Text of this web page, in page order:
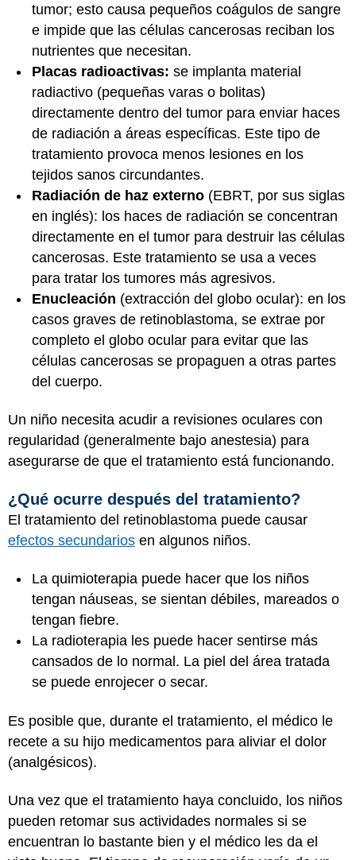
tumor; esto causa pequeños coágulos de sangre
e impide que las células cancerosas reciban los
nutrientes que necesitan.
Placas radioactivas: se implanta material
radiactivo (pequeñas varas o bolitas)
directamente dentro del tumor para enviar haces
de radiación a áreas específicas. Este tipo de
tratamiento provoca menos lesiones en los
tejidos sanos circundantes.
Radiación de haz externo (EBRT, por sus siglas
en inglés): los haces de radiación se concentran
directamente en el tumor para destruir las células
cancerosas. Este tratamiento se usa a veces
para tratar los tumores más agresivos.
Enucleación (extracción del globo ocular): en los
casos graves de retinoblastoma, se extrae por
completo el globo ocular para evitar que las
células cancerosas se propaguen a otras partes
del cuerpo.
Un niño necesita acudir a revisiones oculares con
regularidad (generalmente bajo anestesia) para
asegurarse de que el tratamiento está funcionando.
¿Qué ocurre después del tratamiento?
El tratamiento del retinoblastoma puede causar
efectos secundarios en algunos niños.
La quimioterapia puede hacer que los niños
tengan náuseas, se sientan débiles, mareados o
tengan fiebre.
La radioterapia les puede hacer sentirse más
cansados de lo normal. La piel del área tratada
se puede enrojecer o secar.
Es posible que, durante el tratamiento, el médico le
recete a su hijo medicamentos para aliviar el dolor
(analgésicos).
Una vez que el tratamiento haya concluido, los niños
pueden retomar sus actividades normales si se
encuentran lo bastante bien y el médico les da el